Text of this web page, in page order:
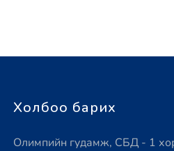
Холбоо барих
Олимпийн гудамж, СБД - 1